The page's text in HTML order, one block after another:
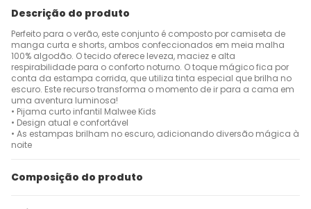
Descrição do produto
Perfeito para o verão, este conjunto é composto por camiseta de
manga curta e shorts, ambos confeccionados em meia malha
100% algodão. O tecido oferece leveza, maciez e alta
respirabilidade para o conforto noturno. O toque mágico fica por
conta da estampa corrida, que utiliza tinta especial que brilha no
escuro. Este recurso transforma o momento de ir para a cama em
uma aventura luminosa!
• Pijama curto infantil Malwee Kids
• Design atual e confortável
• As estampas brilham no escuro, adicionando diversão mágica à
noite
Composição do produto